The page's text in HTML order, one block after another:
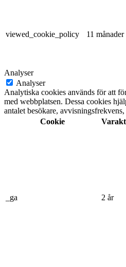
viewed_cookie_policy 11 månader
Analyser
Analyser
Analytiska cookies används för att
med webbplatsen. Dessa cookies
antalet besökare,
Cookie
_ga 2 år